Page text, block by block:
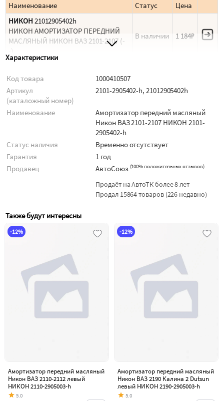
Наименование
Статус
Цена
НИКОН 21012905402h
НИКОН АМОРТИЗАТОР ПЕРЕДНИЙ
МАСЛЯНЫЙ НИКОН ВАЗ 2101-2107 (-
В наличии 1 184₽
Характеристики
Код товара
1000410507
Артикул
(каталожный номер)
2101-2905402-h, 21012905402h
Наименование
Амортизатор передний масляный
Никон ВАЗ 2101-2107 НИКОН 2101-
2905402-h
Статус наличия
Временно отсутствует
Гарантия
1 год
Продавец
АвтоСоюз (100% положительных отзывов)
Продаёт на АвтоТК более 8 лет
Продал 15864 товаров (226 недавно)
Также будут интересны
-12%
Амортизатор передний масляный
Никон ВАЗ 2110-2112 левый
НИКОН 2110-2905003-h
5.0
-12%
Амортизатор передний масляный
Никон ВАЗ 2190 Калина 2 Dutsun
левый НИКОН 2190-2905003-h
5.0